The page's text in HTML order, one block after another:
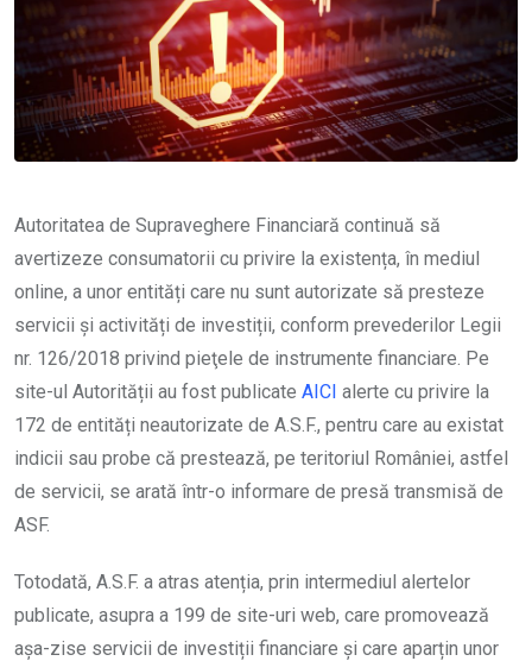
Autoritatea de Supraveghere Financiară continuă să
avertizeze consumatorii cu privire la existența, în mediul
online, a unor entități care nu sunt autorizate să presteze
servicii și activități de investiții, conform prevederilor Legii
nr. 126/2018 privind pieţele de instrumente financiare. Pe
site-ul Autorității au fost publicate AICI alerte cu privire la
172 de entități neautorizate de A.S.F., pentru care au existat
indicii sau probe că prestează, pe teritoriul României, astfel
de servicii, se arată într-o informare de presă transmisă de
ASF.
Totodată, A.S.F. a atras atenția, prin intermediul alertelor
publicate, asupra a 199 de site-uri web, care promovează
așa-zise servicii de investiții financiare și care aparțin unor